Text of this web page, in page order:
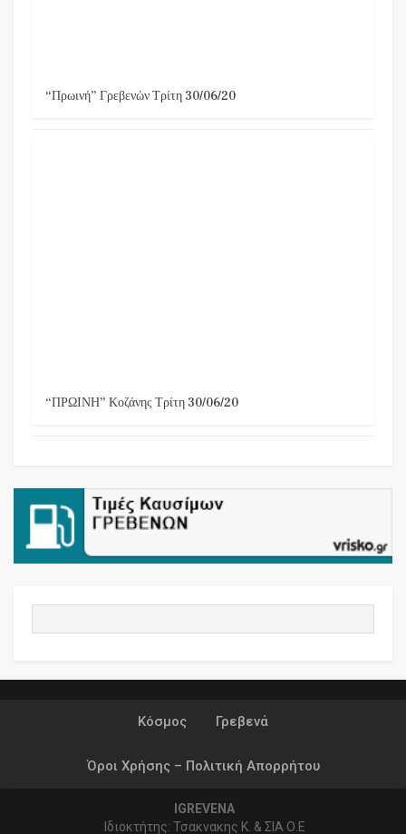
“Πρωινή” Γρεβενών Τρίτη 30/06/20
“ΠΡΩΙΝΗ” Κοζάνης Τρίτη 30/06/20
Κόσμος Γρεβενά
Όροι Χρήσης – Πολιτική Απορρήτου
IGREVENA
Ιδιοκτήτης: Τσακνακης Κ. & ΣΙΑ Ο.Ε